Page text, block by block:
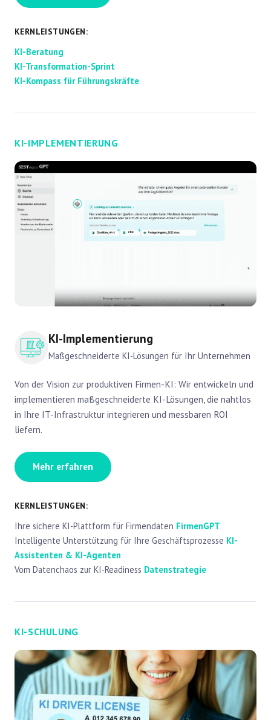
KERNLEISTUNGEN:
KI-Beratung
KI-Transformation-Sprint
KI-Kompass für Führungskräfte
KI-IMPLEMENTIERUNG
KI-Implementierung
Maßgeschneiderte KI-Lösungen für Ihr Unternehmen
Von der Vision zur produktiven Firmen-KI: Wir entwickeln und
implementieren maßgeschneiderte KI-Lösungen, die nahtlos
in Ihre IT-Infrastruktur integrieren und messbaren ROI
liefern.
Mehr erfahren
KERNLEISTUNGEN:
Ihre sichere KI-Plattform für Firmendaten FirmenGPT
Intelligente Unterstützung für Ihre Geschäftsprozesse KI-
Assistenten & KI-Agenten
Vom Datenchaos zur KI-Readiness Datenstrategie
KI-SCHULUNG